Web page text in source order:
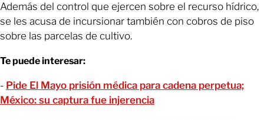
Además del control que ejercen sobre el recurso hídrico,
se les acusa de incursionar también con cobros de piso
sobre las parcelas de cultivo.
Te puede interesar:
- Pide El Mayo prisión médica para cadena perpetua;
México: su captura fue injerencia